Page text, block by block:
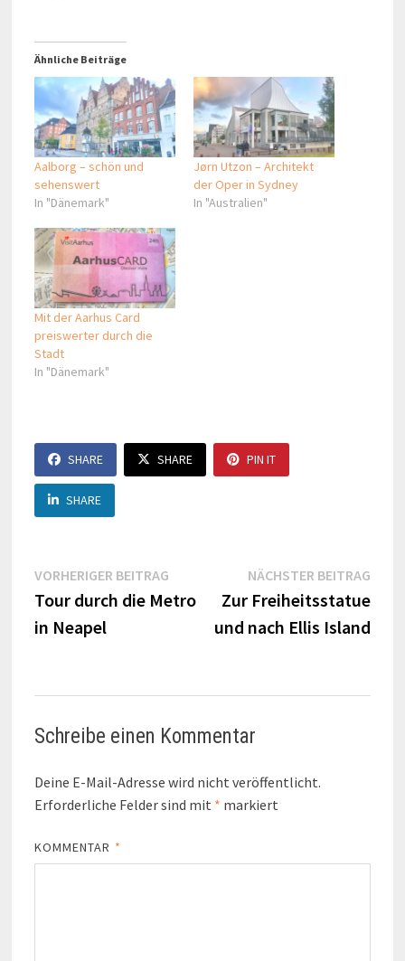
Ähnliche Beiträge
Aalborg – schön und
sehenswert
In "Dänemark"
Jørn Utzon – Architekt
der Oper in Sydney
In "Australien"
Mit der Aarhus Card
preiswerter durch die
Stadt
In "Dänemark"
SHARE SHARE PIN IT
SHARE
Beitragsnavigation
VORHERIGER BEITRAGVorheriger
Beitrag:
Tour durch die Metro
in Neapel
NÄCHSTER BEITRAG
Zur Freiheitsstatue
und nach Ellis Island
Schreibe einen Kommentar
Deine E-Mail-Adresse wird nicht veröffentlicht.
Erforderliche Felder sind mit * markiert
KOMMENTAR *